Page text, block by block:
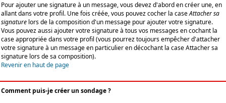
Pour ajouter une signature à un message, vous devez d'abord en créer une, en
allant dans votre profil. Une fois créée, vous pouvez cocher la caseAttacher sa
signature lors de la composition d'un message pour ajouter votre signature.
Vous pouvez aussi ajouter votre signature à tous vos messages en cochant la
case appropriée dans votre profil (vous pourrez toujours empêcher d'attacher
votre signature à un message en particulier en décochant la case Attacher sa
signature lors de sa composition).
Revenir en haut de page
Comment puis-je créer un sondage ?